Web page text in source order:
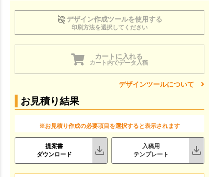
デザイン作成ツールを使用する
印刷方法を選択してください
カートに入れる
カート内でデータ入稿
デザインツールについて
お見積り結果
※お見積り作成の必要項目を選択すると表示されます
提案書
ダウンロード
入稿用
テンプレート